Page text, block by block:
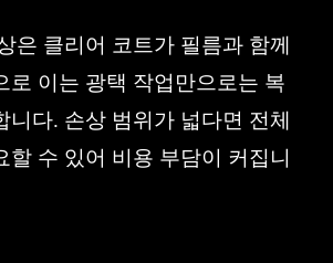
은 클리어 코트가 필름과 함께
로 이는 광택 작업만으로는 복
니다. 손상 범위가 넓다면 전체
할 수 있어 비용 부담이 커집니